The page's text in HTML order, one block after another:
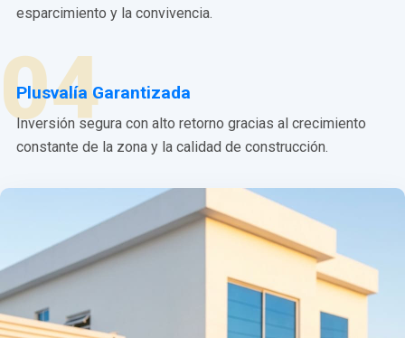
esparcimiento y la convivencia.
04
Plusvalía Garantizada
Inversión segura con alto retorno gracias al crecimiento
constante de la zona y la calidad de construcción.